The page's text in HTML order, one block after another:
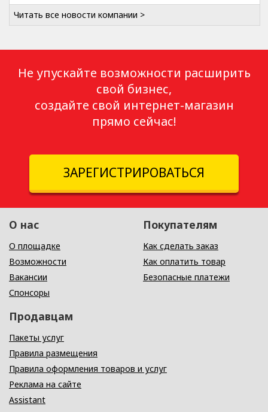
Читать все новости компании >
Не упускайте возможности расширить
свой бизнес,
создайте свой интернет-магазин
прямо сейчас!
ЗАРЕГИСТРИРОВАТЬСЯ
О нас
О площадке
Возможности
Вакансии
Спонсоры
Покупателям
Как сделать заказ
Как оплатить товар
Безопасные платежи
Продавцам
Пакеты услуг
Правила размещения
Правила оформления товаров и услуг
Реклама на сайте
Assistant